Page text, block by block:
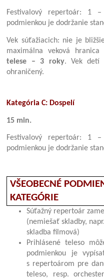
Festivalový repertoár: 1
podmienkou je dodržanie
Vek súťažiacich: nie je
maximálna veková
telese – 3 roky. Vek detí
ohraničený.
Kategória C: Dospelí
15 min.
Festivalový repertoár: 1
podmienkou je dodržanie
VŠEOBECNÉ
KATEGÓRIE
Súťažný repertoár
(nemiešať skladby,
skladba filmová)
Prihlásené teleso
podmienkou je
s repertoárom pre
teleso, resp.